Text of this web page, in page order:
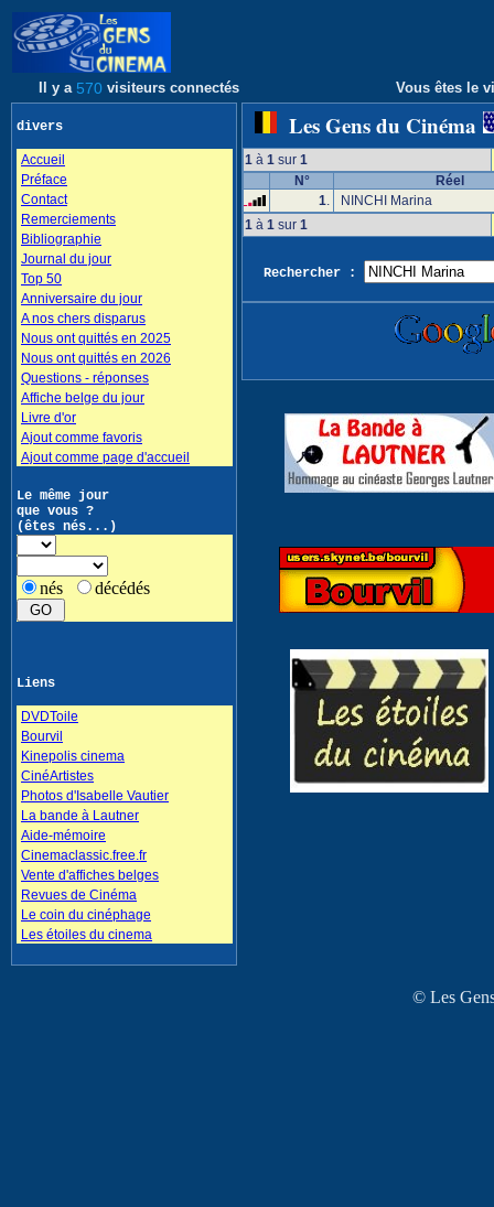
Il y a 570 visiteurs connectés Vous êtes le
divers
Accueil
Préface
Contact
Remerciements
Bibliographie
Journal du jour
Top 50
Anniversaire du jour
A nos chers disparus
Nous ont quittés en 2025
Nous ont quittés en 2026
Questions - réponses
Affiche belge du jour
Livre d'or
Ajout comme favoris
Ajout comme page d'accueil
Le même jour
que vous ?
(êtes nés...)
nés décédés
Liens
DVDToile
Bourvil
Kinepolis cinema
CinéArtistes
Photos d'Isabelle Vautier
La bande à Lautner
Aide-mémoire
Cinemaclassic.free.fr
Vente d'affiches belges
Revues de Cinéma
Le coin du cinéphage
Les étoiles du cinema
Les Gens du Cinéma
1 à 1 sur 1
N°
Réel
1.
NINCHI Marina
1 à 1 sur 1
Rechercher :
© Les